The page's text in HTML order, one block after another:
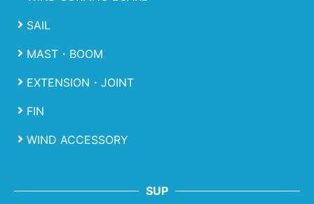
SAIL
MAST・BOOM
EXTENSION・JOINT
FIN
WIND ACCESSORY
SUP